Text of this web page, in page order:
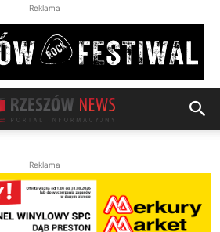
Reklama
Reklama